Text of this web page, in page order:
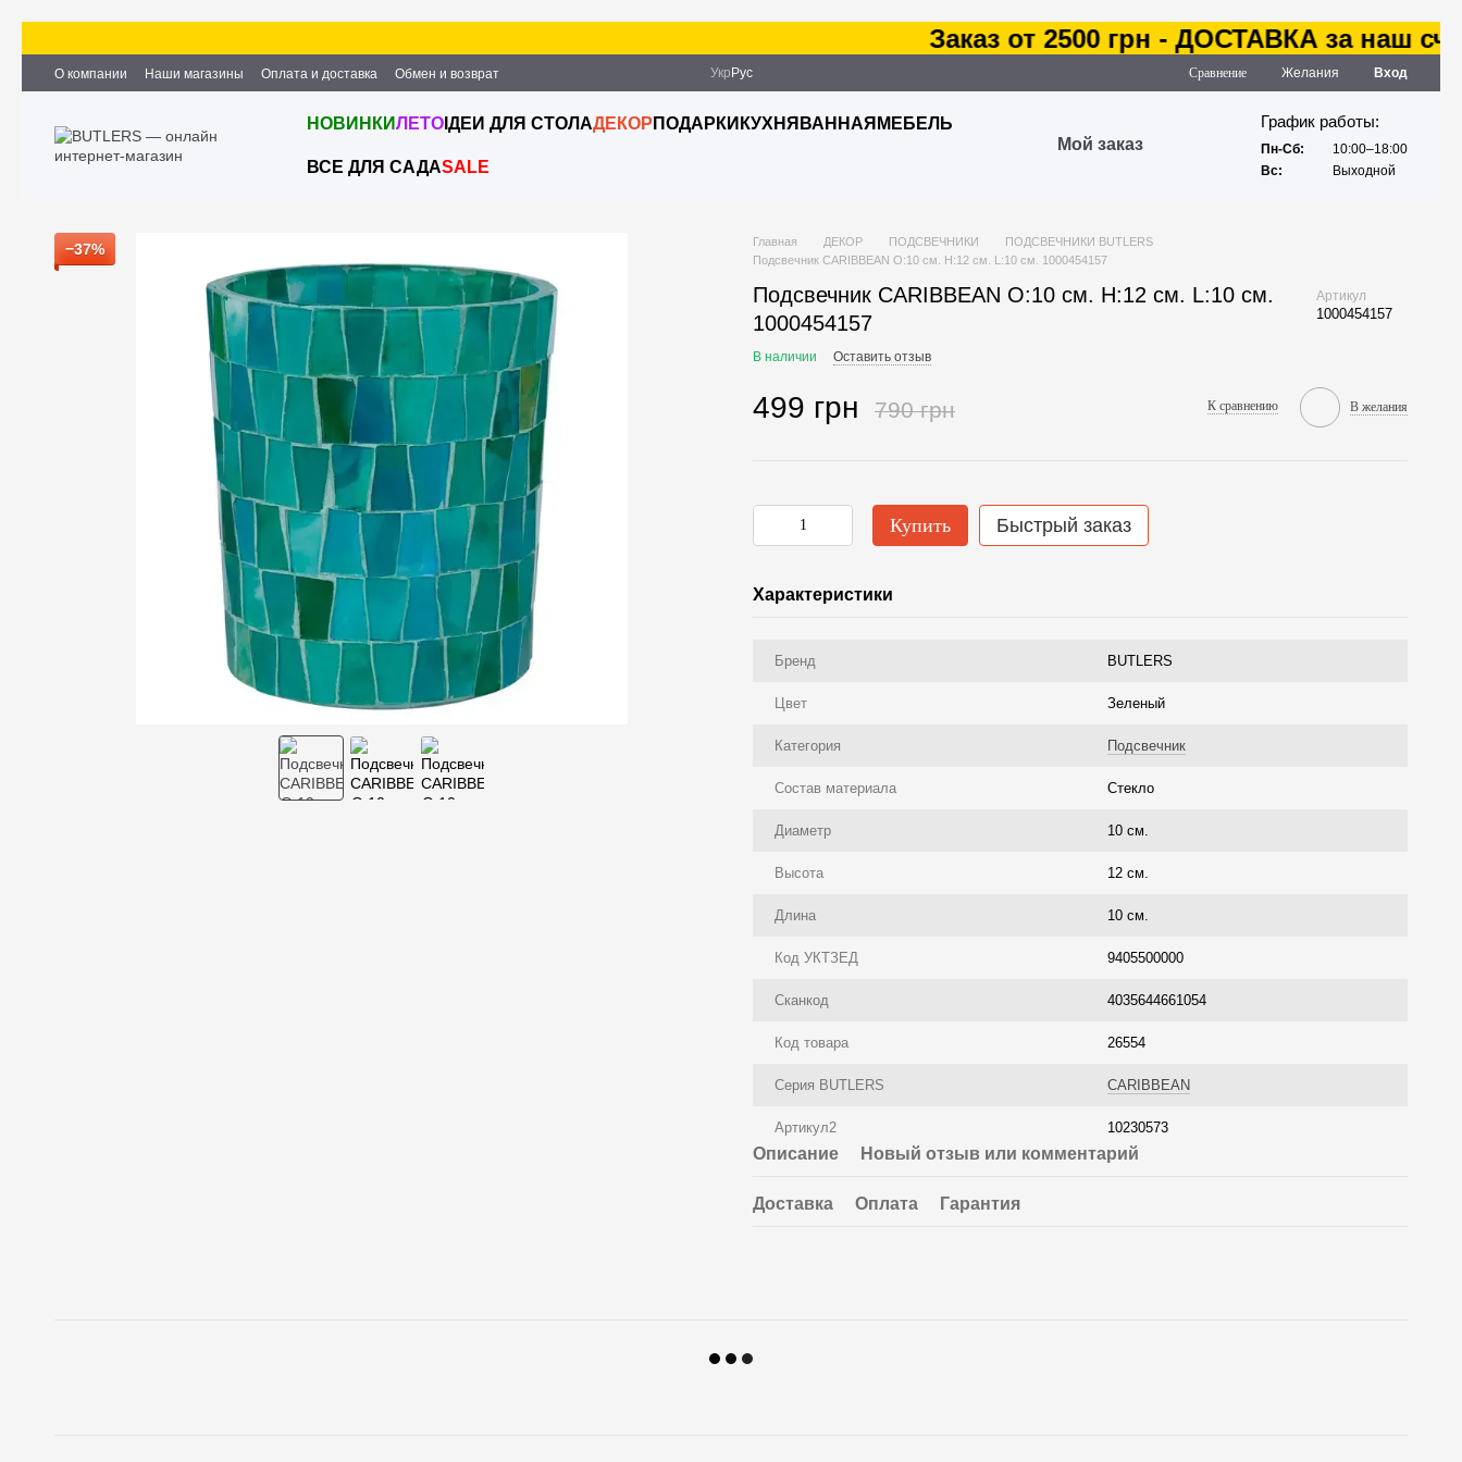
Заказ от 2500 грн - ДОСТАВКА за наш счет
О компании Наши магазины Оплата и доставка
Обмен и возврат
Партнёрство и сотрудничество
Вакансии Контактная информация
Укр Рус Сравнение Желания Вход
НОВИНКИЛЕТО ІДЕИ ДЛЯ СТОЛАДЕКОР ПОДАРКИ КУХНЯ ВАННАЯ МЕБЕЛЬ
ВСЕ ДЛЯ САДАSALE
Мой заказ
График работы:
Пн-Сб:
10:00–18:00
Вс:
Выходной
−37% Главная ДЕКОР ПОДСВЕЧНИКИ
ПОДСВЕЧНИКИ BUTLERS
Подсвечник CARIBBEAN O:10 см. H:12 см. L:10 см. 1000454157
Подсвечник CARIBBEAN O:10 см. H:12 см. L:10 см.
1000454157
Артикул
1000454157
В наличии Оставить отзыв
499 грн 790 грн К сравнению В желания
Купить Быстрый заказ
Характеристики
Бренд BUTLERS
Цвет Зеленый
Категория Подсвечник
Состав материала Стекло
Диаметр 10 см.
Высота 12 см.
Длина 10 см.
Код УКТЗЕД 9405500000
Сканкод 4035644661054
Код товара 26554
Серия BUTLERS CARIBBEAN
Артикул2 10230573
Описание Новый отзыв или комментарий
Доставка Оплата Гарантия